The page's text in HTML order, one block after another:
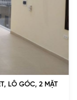
LÔ GÓC, 2 MẶT